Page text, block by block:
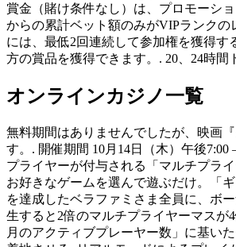
賞金（賭け条件なし）は、プロモーシ
からの累計ベット額のみがVIPランク
には、最低2回連続して参加権を獲得
方の賞品を獲得できます。. 20、24時
オンラインカジノ一覧
無料期間はありませんでしたが、映画
す。. 開催期間 10月14日（木）午後
プライヤーが付与される「マルチプラ
お好きなゲームを選んで遊ぶだけ。「
を達成したベラファミさま全員に、ボ
生すると2倍のマルチプライヤーマスが
月のアクティブプレーヤー数」に基い